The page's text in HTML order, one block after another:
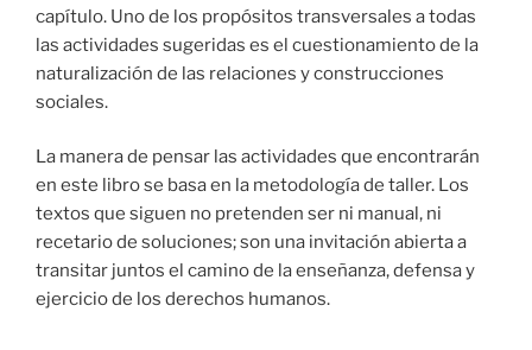
capítulo. Uno de los propósitos transversales a todas
las actividades sugeridas es el cuestionamiento de la
naturalización de las relaciones y construcciones
sociales.
La manera de pensar las actividades que encontrarán
en este libro se basa en la metodología de taller. Los
textos que siguen no pretenden ser ni manual, ni
recetario de soluciones; son una invitación abierta a
transitar juntos el camino de la enseñanza, defensa y
ejercicio de los derechos humanos.